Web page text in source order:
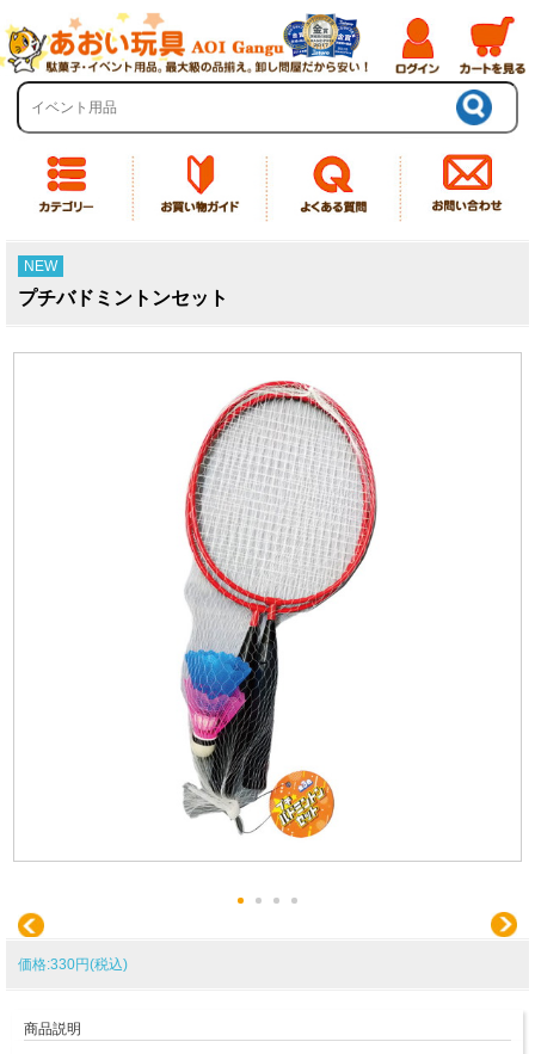
NEW
プチバドミントンセット
価格:330円(税込)
商品説明